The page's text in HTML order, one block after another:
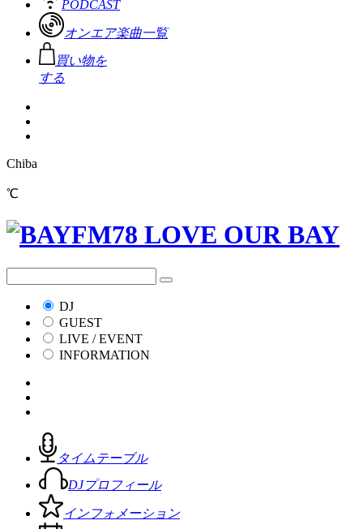
PODCAST
オンエア楽曲一覧
買い物を
する
Chiba
℃
DJ
GUEST
LIVE / EVENT
INFORMATION
タイムテーブル
DJプロフィール
インフォメーション